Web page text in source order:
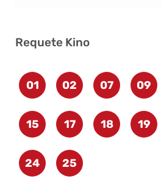
Requete Kino
01 02 07 09
15 17 18 19
24 25